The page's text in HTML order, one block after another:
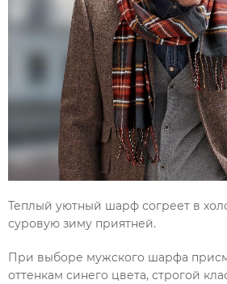
Теплый уютный шарф согреет в
суровую зиму приятней.
При выборе мужского шарфа
оттенкам синего цвета, строгой